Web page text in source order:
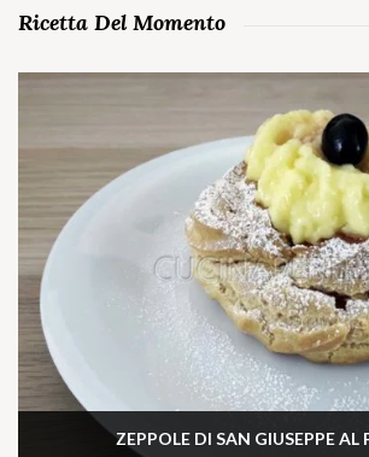
Ricetta Del Momento
ZEPPOLE DI SAN GIUSEPPE AL